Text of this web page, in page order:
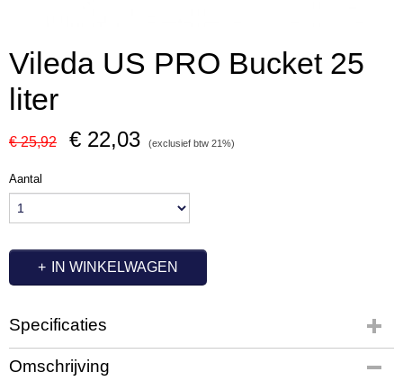
Vileda US PRO Bucket 25
liter
€ 25,92 € 22,03 (exclusief btw 21%)
Aantal
IN WINKELWAGEN
Specificaties
Productcode
VL1016
Omschrijving